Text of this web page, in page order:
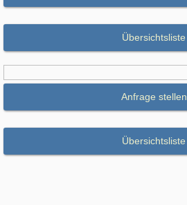
Übersichtsliste
Anfrage stellen
Übersichtsliste